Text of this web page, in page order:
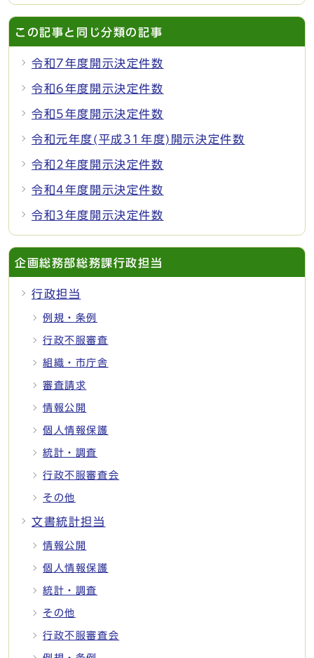
この記事と同じ分類の記事
令和7年度開示決定件数
令和6年度開示決定件数
令和5年度開示決定件数
令和元年度(平成31年度)開示決定件数
令和2年度開示決定件数
令和4年度開示決定件数
令和3年度開示決定件数
企画総務部総務課行政担当
行政担当
例規・条例
行政不服審査
組織・市庁舎
審査請求
情報公開
個人情報保護
統計・調査
行政不服審査会
その他
文書統計担当
情報公開
個人情報保護
統計・調査
その他
行政不服審査会